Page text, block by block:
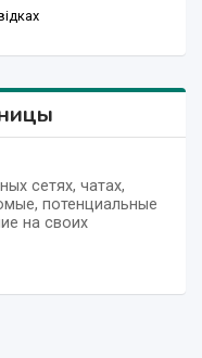
сетях, чатах,
потенциальные
на своих